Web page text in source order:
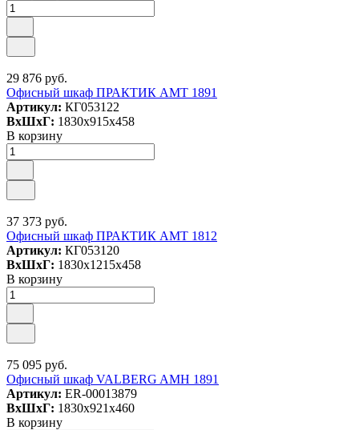
29 876 руб.
Офисный шкаф ПРАКТИК AMT 1891
Артикул: КГ053122
ВxШxГ: 1830x915x458
В корзину
37 373 руб.
Офисный шкаф ПРАКТИК AMT 1812
Артикул: КГ053120
ВxШxГ: 1830x1215x458
В корзину
75 095 руб.
Офисный шкаф VALBERG AMH 1891
Артикул: ER-00013879
ВxШxГ: 1830x921x460
В корзину